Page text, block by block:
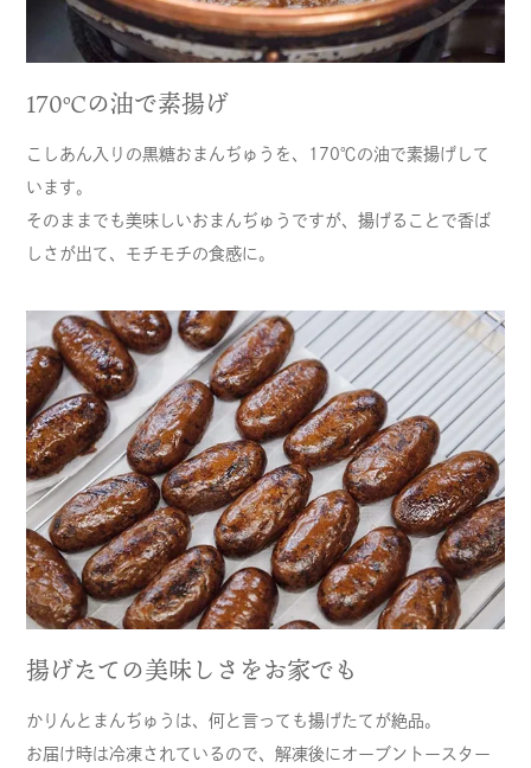
170℃の油で素揚げ
こしあん入りの黒糖おまんぢゅうを、170℃の油で素揚げして
います。
そのままでも美味しいおまんぢゅうですが、揚げることで香ば
しさが出て、モチモチの食感に。
揚げたての美味しさをお家でも
かりんとまんぢゅうは、何と言っても揚げたてが絶品。
お届け時は冷凍されているので、解凍後にオーブントースター